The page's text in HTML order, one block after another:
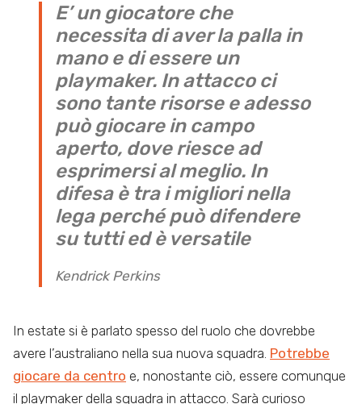
E’ un giocatore che
necessita di aver la palla in
mano e di essere un
playmaker. In attacco ci
sono tante risorse e adesso
può giocare in campo
aperto, dove riesce ad
esprimersi al meglio. In
difesa è tra i migliori nella
lega perché può difendere
su tutti ed è versatile
Kendrick Perkins
In estate si è parlato spesso del ruolo che dovrebbe
avere l’australiano nella sua nuova squadra. Potrebbe
giocare da centro e, nonostante ciò, essere comunque
il playmaker della squadra in attacco. Sarà curioso